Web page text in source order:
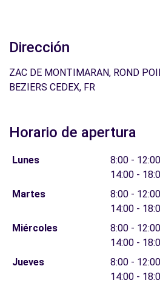
Dirección
ZAC DE MONTIMARAN, ROND
BEZIERS CEDEX, FR
Horario de apertura
Lunes
8:00 - 12:00
14:00 -
Martes
8:00 - 12:00
14:00 -
Miércoles
8:00 - 12:00
14:00 -
Jueves
8:00 - 12:00
14:00 -